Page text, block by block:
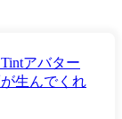
アバター
生んでくれ